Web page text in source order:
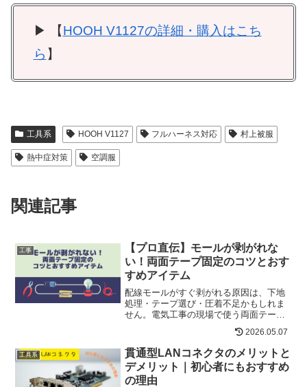
▶ 【HOOH V1127の詳細・購入はこち
ら 】
工具系 HOOH V1127 フルハーネス対応 村上被服
熱中症対策 空調服
関連記事
工事
【プロ直伝】モールが剥がれな
い！両面テープ固定のコツとおす
すめアイテム
配線モールがすぐ剥がれる原因は、下地
処理・テープ選び・圧着不足かもしれま
せん。電気工事の現場で使う両面テープ
固定のコツ、賃貸で壁を傷めにくい方
法、おすすめアイテムを解説します。
2026.05.07
工具系
貫通型LANコネクタのメリットと
デメリット｜初心者にもおすすめ
の理由